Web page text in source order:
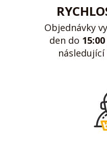
Objednávky
den do 15:00